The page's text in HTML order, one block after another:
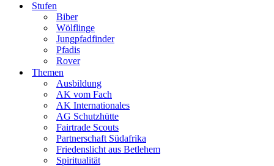
Stufen
Biber
Wölflinge
Jungpfadfinder
Pfadis
Rover
Themen
Ausbildung
AK vom Fach
AK Internationales
AG Schutzhütte
Fairtrade Scouts
Partnerschaft Südafrika
Friedenslicht aus Betlehem
Spiritualität